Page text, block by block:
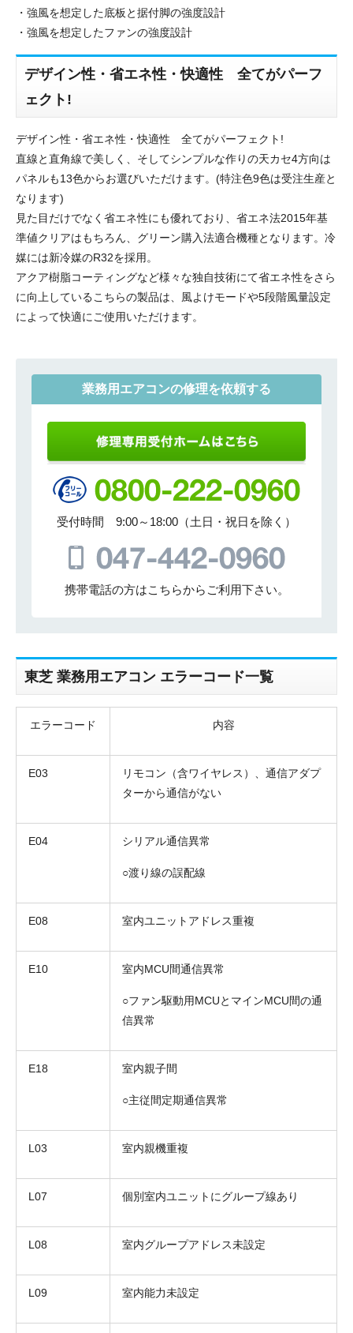
・強風を想定した底板と据付脚の強度設計
・強風を想定したファンの強度設計
デザイン性・省エネ性・快適性 全てがパーフ
ェクト!
デザイン性・省エネ性・快適性 全てがパーフェクト!
直線と直角線で美しく、そしてシンプルな作りの天カセ4方向は
パネルも13色からお選びいただけます。(特注色9色は受注生産と
なります)
見た目だけでなく省エネ性にも優れており、省エネ法2015年基
準値クリアはもちろん、グリーン購入法適合機種となります。冷
媒には新冷媒のR32を採用。
アクア樹脂コーティングなど様々な独自技術にて省エネ性をさら
に向上しているこちらの製品は、風よけモードや5段階風量設定
によって快適にご使用いただけます。
業務用エアコンの修理を依頼する
受付時間 9:00～18:00（土日・祝日を除く）
携帯電話の方はこちらからご利用下さい。
東芝 業務用エアコン エラーコード一覧
エラーコード 内容
E03
リモコン（含ワイヤレス）、通信アダプ
ターから通信がない
E04 シリアル通信異常
○渡り線の誤配線
E08 室内ユニットアドレス重複
E10 室内MCU間通信異常
○ファン駆動用MCUとマインMCU間の通
信異常
E18 室内親子間
○主従間定期通信異常
L03 室内親機重複
L07 個別室内ユニットにグループ線あり
L08 室内グループアドレス未設定
L09 室内能力未設定